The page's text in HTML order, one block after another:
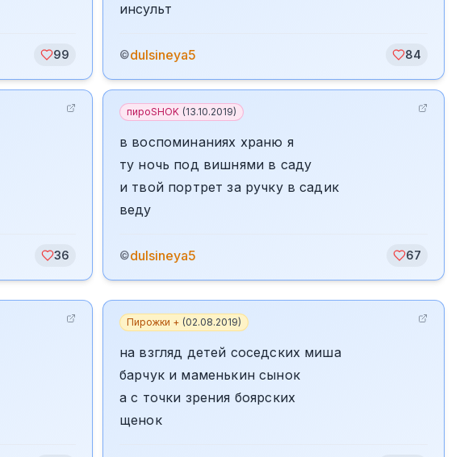
99
инсульт
©dulsineya5 84
36
пироSHOK (13.10.2019)
в воспоминаниях храню я
ту ночь под вишнями в саду
и твой портрет за ручку в садик
веду
©dulsineya5 67
Пирожки + (02.08.2019)
на взгляд детей соседских миша
барчук и маменькин сынок
а с точки зрения боярских
щенок